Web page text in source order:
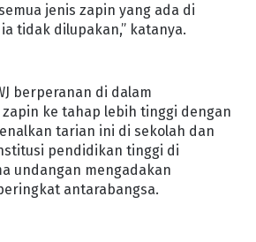
jenis zapin yang ada di
tidak dilupakan,” katanya.
berperanan di dalam
ke tahap lebih tinggi dengan
tarian ini di sekolah dan
pendidikan tinggi di
undangan mengadakan
antarabangsa.